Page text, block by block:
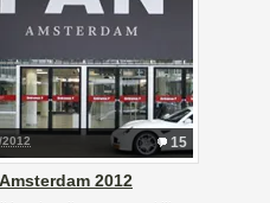
15
2012
2012